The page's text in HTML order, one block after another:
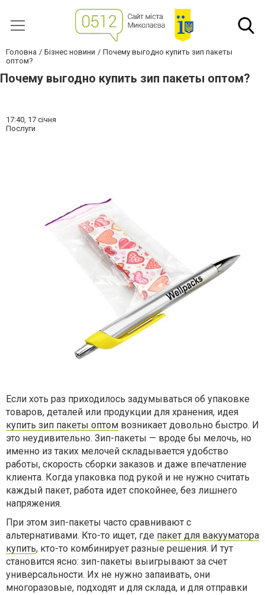
Головна Бізнес новини
Почему выгодно купить зип пакеты
оптом?
Почему выгодно купить зип пакеты оптом?
17:40, 17 січня
Послуги
Если хоть раз приходилось задумываться об упаковке
товаров, деталей или продукции для хранения, идея
купить зип пакеты оптом возникает довольно быстро. И
это неудивительно. Зип-пакеты — вроде бы мелочь, но
именно из таких мелочей складывается удобство
работы, скорость сборки заказов и даже впечатление
клиента. Когда упаковка под рукой и не нужно считать
каждый пакет, работа идет спокойнее, без лишнего
напряжения.
При этом зип-пакеты часто сравнивают с
альтернативами. Кто-то ищет, где пакет для вакууматора
купить, кто-то комбинирует разные решения. И тут
становится ясно: зип-пакеты выигрывают за счет
универсальности. Их не нужно запаивать, они
многоразовые, подходят и для склада, и для отправки